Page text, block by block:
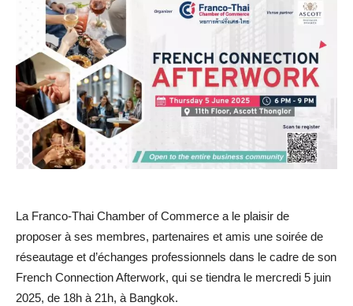
La Franco-Thai Chamber of Commerce a le plaisir de
proposer à ses membres, partenaires et amis une soirée de
réseautage et d’échanges professionnels dans le cadre de son
French Connection Afterwork, qui se tiendra le mercredi 5 juin
2025, de 18h à 21h, à Bangkok.